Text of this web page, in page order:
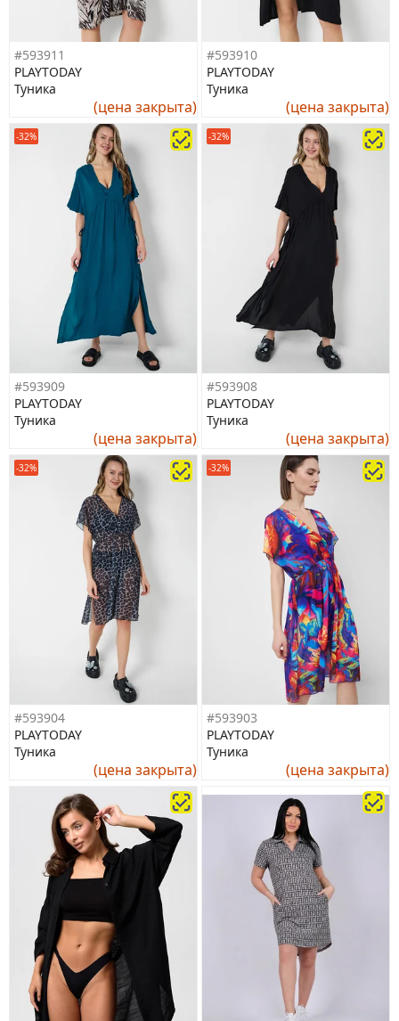
#593911
PLAYTODAY
Туника
(цена закрыта)
#593910
PLAYTODAY
Туника
(цена закрыта)
-32%
#593909
PLAYTODAY
Туника
(цена закрыта)
-32%
#593908
PLAYTODAY
Туника
(цена закрыта)
-32%
#593904
PLAYTODAY
Туника
(цена закрыта)
-32%
#593903
PLAYTODAY
Туника
(цена закрыта)